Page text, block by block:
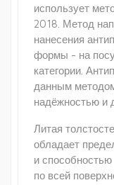
использует
2018. Метод
нанесения
формы - на
категории.
данным
надёжностью и
Литая
обладает
и
по всей